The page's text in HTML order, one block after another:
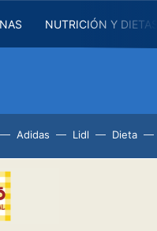
NUTRICIÓN Y
Adidas Lidl Dieta